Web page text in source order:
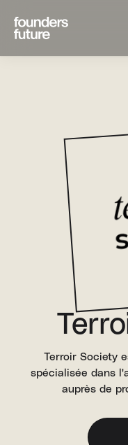
Terroir Society
spécialisée dans
auprès de